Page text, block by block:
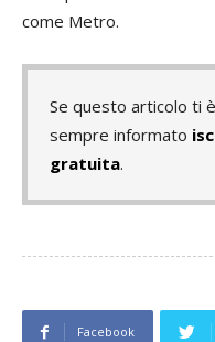
come Metro.
Se questo articolo ti
sempre informato
gratuita.
Facebook